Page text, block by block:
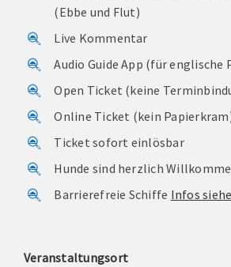
(Ebbe und Flut)
Live Kommentar
Audio Guide App (für englische
Open Ticket (keine
Online Ticket (kein
Ticket sofort einlösbar
Hunde sind herzlich
Barrierefreie Schiffe Infos
Veranstaltungsort